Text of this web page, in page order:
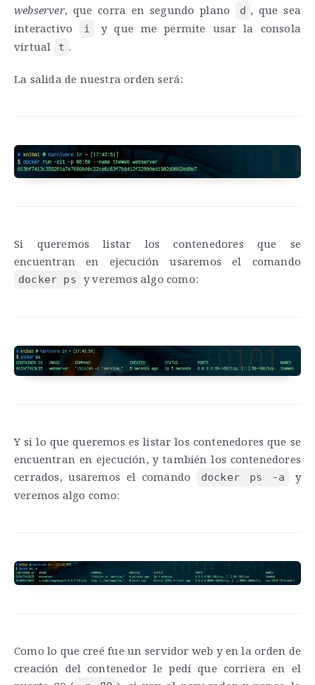
webserver, que corra en segundo plano d , que sea
interactivo
i
y que me permite usar la consola
virtual
t .
La salida de nuestra orden será:
Si queremos listar los contenedores que se
encuentran en ejecución usaremos el comando
docker ps y veremos algo como:
Y si lo que queremos es listar los contenedores que se
encuentran en ejecución, y también los contenedores
cerrados, usaremos el comando
docker ps -a
y
veremos algo como:
Como lo que creé fue un servidor web y en la orden de
creación del contenedor le pedí que corriera en el